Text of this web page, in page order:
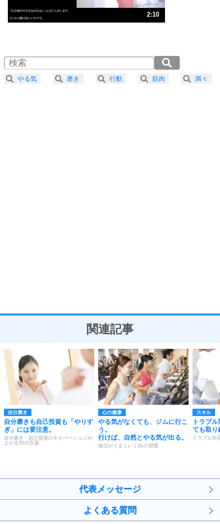
ストレス対策
人生、なんとかなるもの。
気楽に生きる30の方法
4 器の大きい人は、怒りを優しさで表現する。
ことが大切。
2:10
2.0倍速 （255KB 1分5秒）
2.5倍速 （204KB 52秒）
3.0倍速 （170KB 43秒）
やる気 磨き 行動 筋肉 満々
関連記事
自分磨き
自分磨きも自己投資も「やりす
ぎ」には要注意。
自分磨き・自己投資のモチベーションが
上がる30の言葉
心の健康
やる気がなくても、ジムに行こ
う。
行けば、自然とやる気が出る。
毎日がうまくいく30の習慣
スキル
トラブ
ても取り
トラブル対
代表メッセージ
よくある質問